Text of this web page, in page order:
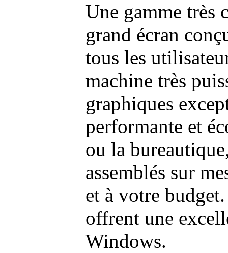
Une gamme très
grand écran
tous les
machine très
graphiques
performante et
ou la
assemblés sur
et à votre
offrent une
Windows.